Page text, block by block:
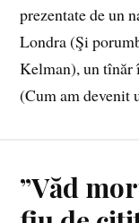
prezentate de un
Londra (Şi
Kelman), un tînăr
(Cum am devenit
”Văd